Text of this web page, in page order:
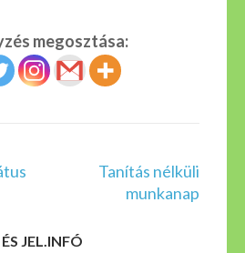
megosztása:
Tanítás nélküli
munkanap
JEL.INFÓ